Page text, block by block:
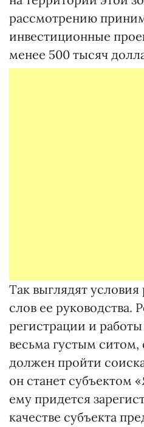
рассмотрению
инвестиционные
менее 500 тысяч
Так выглядят условия
слов ее руководства.
регистрации и
весьма густым ситом,
должен пройти
он станет субъектом
ему придется
качестве субъекта